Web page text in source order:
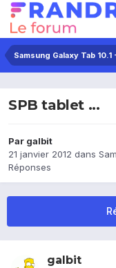
SPB tablet ...
Par galbit
21 janvier 2012 dans
Réponses
galbit